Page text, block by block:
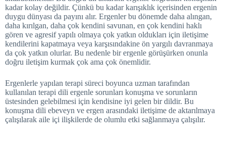
kadar kolay değildir. Çünkü bu kadar karışıklık içerisinden ergenin
duygu dünyası da payını alır. Ergenler bu dönemde daha alıngan,
daha kırılgan, daha çok kendini savunan, en çok kendini haklı
gören ve agresif yapılı olmaya çok yatkın oldukları için iletişime
kendilerini kapatmaya veya karşısındakine ön yargılı davranmaya
da çok yatkın olurlar. Bu nedenle bir ergenle görüşürken onunla
doğru iletişim kurmak çok ama çok önemlidir.
Ergenlerle yapılan terapi süreci boyunca uzman tarafından
kullanılan terapi dili ergenle sorunları konuşma ve sorunların
üstesinden gelebilmesi için kendisine iyi gelen bir dildir. Bu
konuşma dili ebeveyn ve ergen arasındaki iletişime de aktarılmaya
çalışılarak aile içi ilişkilerde de olumlu etki sağlanmaya çalışılır.